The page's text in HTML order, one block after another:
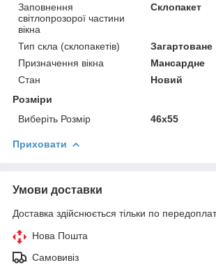
Заповнення
світлопрозорої частини
вікна
Склопакет
Тип скла (склопакетів)
Загартоване
Призначення вікна
Мансардне
Стан
Новий
Розміри
Виберіть Розмір
46x55
Приховати
Умови доставки
Доставка здійснюється тільки по
Нова Пошта
Самовивіз